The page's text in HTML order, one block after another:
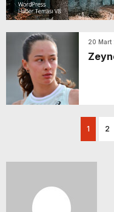
20
1 2